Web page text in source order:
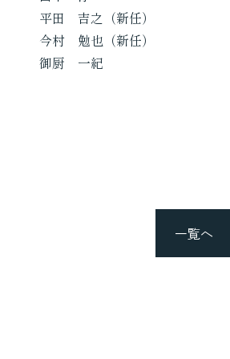
之（新任）
勉也（新任）
御厨 一紀
一覧へ